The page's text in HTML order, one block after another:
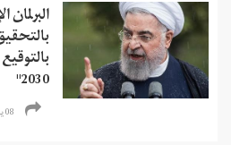
2030"
08 يونيو 2021